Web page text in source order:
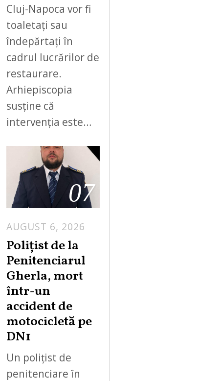
Cluj-Napoca vor fi
toaletați sau
îndepărtați în
cadrul lucrărilor de
restaurare.
Arhiepiscopia
susține că
intervenția este…
07
AUGUST 6, 2026
Polițist de la
Penitenciarul
Gherla, mort
într-un
accident de
motocicletă pe
DN1
Un polițist de
penitenciare în